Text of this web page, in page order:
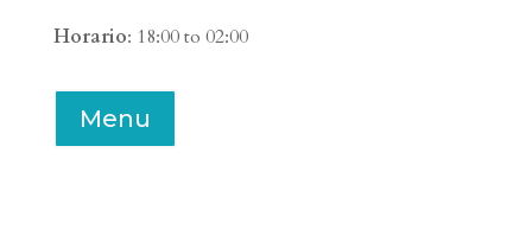
Horario: 18:00 to 02:00
Menu